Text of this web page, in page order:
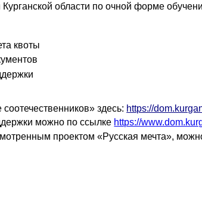
области по очной форме
квоты
» здесь: https://
можно по ссылке https://
проектом «Русская мечта»,